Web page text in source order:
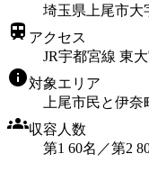
埼玉県上尾市大
train アクセス
JR宇都宮線 東
info対象エリア
上尾市民と伊
groups収容人数
第1 60名／第2